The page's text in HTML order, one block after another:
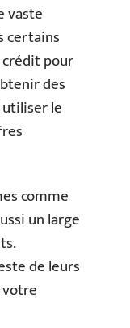
vaste
certains
pour
des
le
comme
un large
de leurs